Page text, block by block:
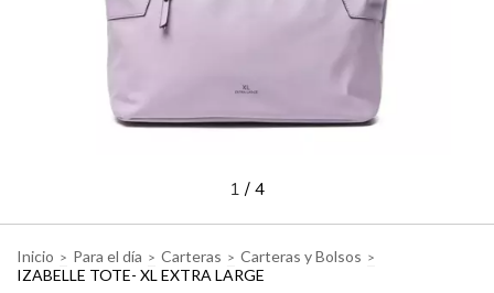
1/4
Inicio > Para el día > Carteras > Carteras y Bolsos >
IZABELLE TOTE- XL EXTRA LARGE